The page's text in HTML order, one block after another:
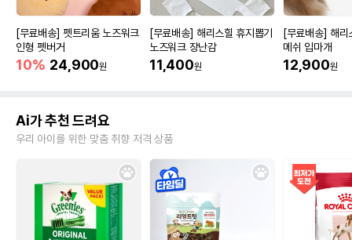
[무료배송] 펫트리움 노즈워크
인형 펫버거
10% 24,900원
[무료배송] 해리스힐 휴지뽑기
노즈워크 장난감
11,400원
[무료배송] 해리
메쉬 입마개
12,900원
Ai가 추천 드려요
우리 아이를 위한 맞춤 취향 저격 상품